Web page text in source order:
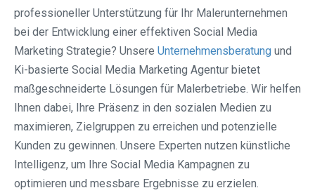
professioneller Unterstützung für Ihr Malerunternehmen
bei der Entwicklung einer effektiven Social Media
Marketing Strategie? Unsere Unternehmensberatung und
Ki-basierte Social Media Marketing Agentur bietet
maßgeschneiderte Lösungen für Malerbetriebe. Wir helfen
Ihnen dabei, Ihre Präsenz in den sozialen Medien zu
maximieren, Zielgruppen zu erreichen und potenzielle
Kunden zu gewinnen. Unsere Experten nutzen künstliche
Intelligenz, um Ihre Social Media Kampagnen zu
optimieren und messbare Ergebnisse zu erzielen.